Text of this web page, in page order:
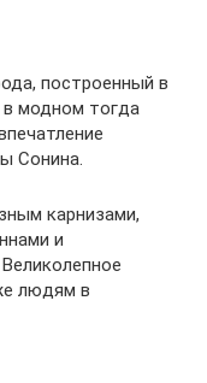
построенный в
в модном тогда
Сонина.
карнизами,
и
людям в